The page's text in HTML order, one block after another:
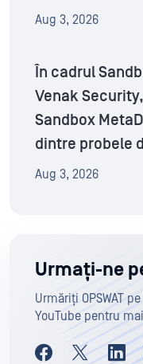
Aug 3, 2026
În cadrul
Venak
Sandbox
dintre probele
Aug 3, 2026
Urmați-ne
Urmăriți OPSWAT
YouTube pentru